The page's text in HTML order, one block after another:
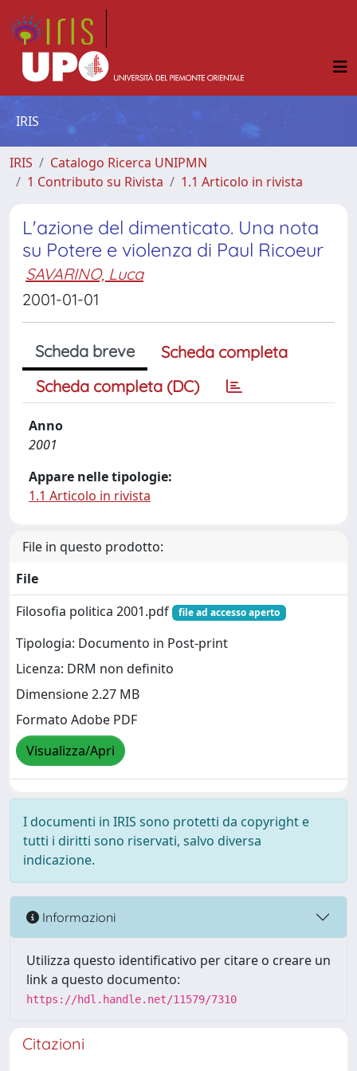
IRIS
IRIS
Catalogo Ricerca UNIPMN
1 Contributo su Rivista
1.1 Articolo in rivista
L'azione del dimenticato. Una nota
su Potere e violenza di Paul Ricoeur
SAVARINO, Luca
2001-01-01
Scheda breve
Scheda completa
Scheda completa (DC)
Anno
2001
Appare nelle tipologie:
1.1 Articolo in rivista
File in questo prodotto:
File
Filosofia politica 2001.pdf
file ad accesso aperto
Tipologia: Documento in Post-print
Licenza: DRM non definito
Dimensione 2.27 MB
Formato Adobe PDF
Visualizza/Apri
I documenti in IRIS sono protetti da copyright e
tutti i diritti sono riservati, salvo diversa
indicazione.
Informazioni
Utilizza questo identificativo per citare o creare un
link a questo documento:
https://hdl.handle.net/11579/7310
Citazioni